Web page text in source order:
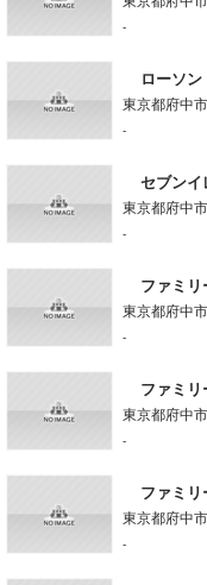
-
ローソ
東京都府中
-
セブンイ
東京都府中
-
ファミ
東京都府中
-
ファミ
東京都府中
-
ファミ
東京都府中
-